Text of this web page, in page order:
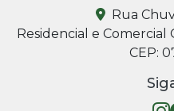
Rua
Residencial e
CEP: